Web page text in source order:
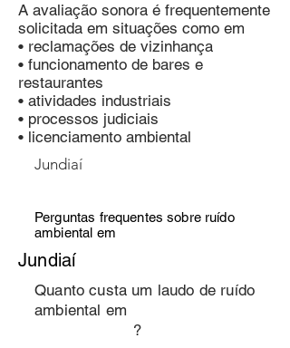
A avaliação sonora é frequentemente
solicitada em situações como em
• reclamações de vizinhança
• funcionamento de bares e
restaurantes
• atividades industriais
• processos judiciais
• licenciamento ambiental
Jundiaí
Perguntas frequentes sobre ruído
ambiental em
Jundiaí
Quanto custa um laudo de ruído
ambiental em
?